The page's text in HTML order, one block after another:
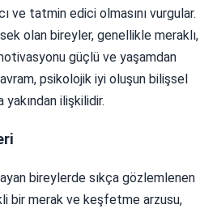
ve tatmin edici olmasını vurgular.
olan bireyler, genellikle meraklı,
güçlü ve yaşamdan
psikolojik iyi oluşun bilişsel
ilişkilidir.
bireylerde sıkça gözlemlenen
bir merak ve keşfetme arzusu,